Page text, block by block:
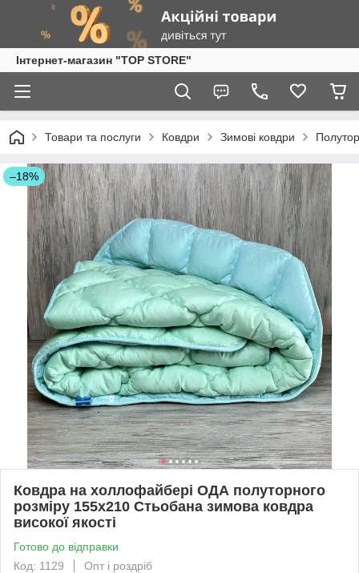
Інтернет-магазин "TOP STORE"
Товари та послуги Ковдри Зимові ковдри
–18%
Ковдра на холлофайбері ОДА полуторного
розміру 155х210 Стьобана зимова ковдра
високої якості
Готово до відправки
Код: 1129
Опт і роздріб